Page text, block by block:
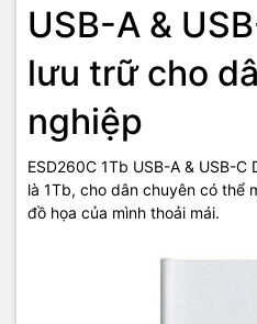
USB-A &
lưu trữ cho
nghiệp
ESD260C 1Tb USB-A & USB-
là 1Tb, cho dân chuyên có thể
đồ họa của mình thoải mái.